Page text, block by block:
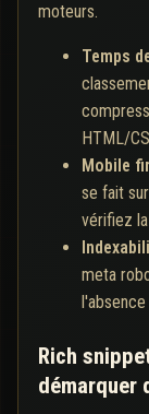
moteurs.
Temps
HTML/
Mobile
se fait
vérifiez
meta
Rich
démarquer